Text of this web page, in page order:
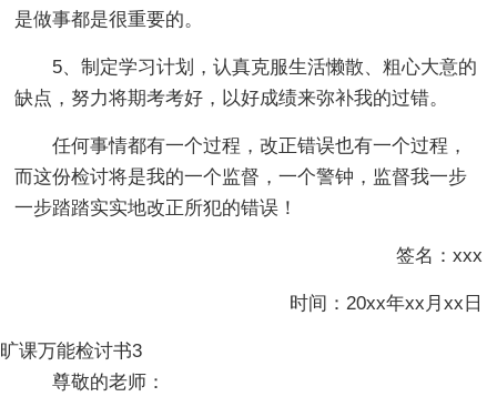
是做事都是很重要的。
5、制定学习计划，认真克服生活懒散、粗心大意的
缺点，努力将期考考好，以好成绩来弥补我的过错。
任何事情都有一个过程，改正错误也有一个过程，
而这份检讨将是我的一个监督，一个警钟，监督我一步
一步踏踏实实地改正所犯的错误！
签名：xxx
时间：20xx年xx月xx日
旷课万能检讨书3
尊敬的老师：